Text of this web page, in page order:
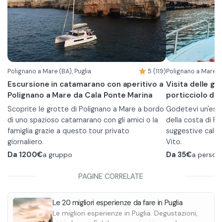
rosato e frutta fresca.
Vi sarà inoltre fornita l'attrezzatura per
praticare snorkeling di superficie e ammirare la
flora e la fauna salentina.
In base alle condizioni del tempo e alle
decisioni dello skipper, le tappe possono
subire variazioni.
L'esperienza è garantita al raggiungimento
minimo di 10 partecipanti.
a bordo a base
accompagnato
Nella Baia di
una sosta
nei fondali con
direttamente
In base alle
decisioni dello
subire variazioni.
Capienza
L'esperienza è
Polignano a Mare (BA), Puglia 5 (119)
Escursione in catamarano con aperitivo a
Polignano a Mare da Cala Ponte Marina
Scoprite le grotte di Polignano a Mare a bordo
di uno spazioso catamarano con gli amici o la
famiglia grazie a questo tour privato
giornaliero.
Partendo da Cala Ponte Marina salperete
per vedere le principali grotte e cale come
Lama Monachile e la Grotta Palazzese.
A bordo ci sarà anche una guida che vi saprà
descrivere tutti i posti che vedrete e potrà
rispondere a tutte le vostre domande o
Da 1200€a gruppo
Polignano a Mare
Visita delle
porticciolo di
Godetevi
della costa di
suggestive cale
Vito.
Il tour viene
imbarcazione
Durante il tour
tutte le
Mare e di fare il
Da 35€a
PAGINE CORRELATE
Le 20 migliori esperienze da fare in Puglia
Le migliori esperienze in Puglia. Degustazioni,